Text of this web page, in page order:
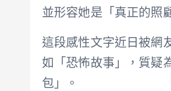
並形容她是「真正的照
這段感性文字近日被網
如「恐怖故事」，質疑
包」。